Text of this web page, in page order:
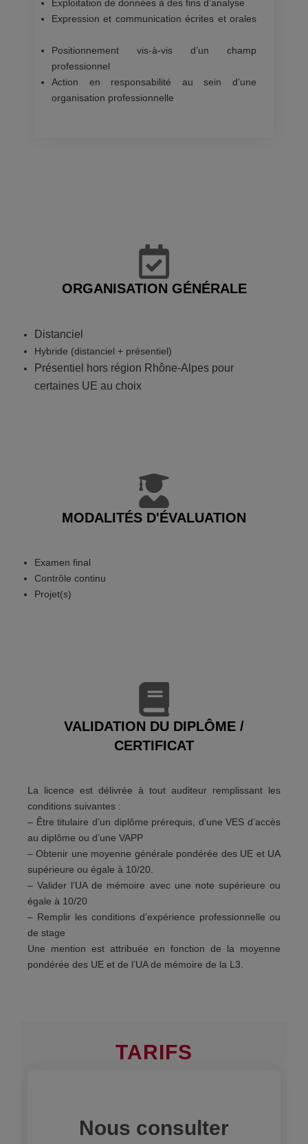
Exploitation de données à des fins d’analyse
Expression et communication écrites et orales
Positionnement vis-à-vis d’un champ
professionnel
Action en responsabilité au sein d’une
organisation professionnelle
ORGANISATION GÉNÉRALE
Distanciel
Hybride (distanciel + présentiel)
Présentiel hors région Rhône-Alpes pour
certaines UE au choix
MODALITÉS D'ÉVALUATION
Examen final
Contrôle continu
Projet(s)
VALIDATION DU DIPLÔME /
CERTIFICAT
La licence est délivrée à tout auditeur remplissant les
conditions suivantes :
– Être titulaire d’un diplôme prérequis, d’une VES d’accès
au diplôme ou d’une VAPP
– Obtenir une moyenne générale pondérée des UE et UA
supérieure ou égale à 10/20.
– Valider l’UA de mémoire avec une note supérieure ou
égale à 10/20
– Remplir les conditions d’expérience professionnelle ou
de stage
Une mention est attribuée en fonction de la moyenne
pondérée des UE et de l’UA de mémoire de la L3.
TARIFS
Nous consulter